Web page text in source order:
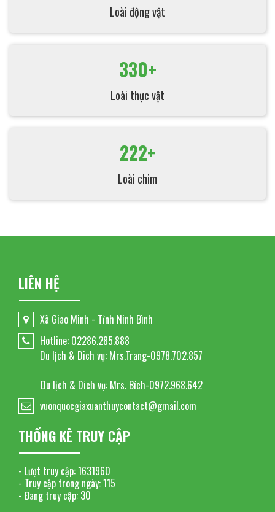
Loài động vật
330+
Loài thực vật
222+
Loài chim
LIÊN HỆ
Xã Giao Minh - Tỉnh Ninh Bình
Hotline: 02286.285.888
Du lịch & Dich vụ: Mrs.Trang-0978.702.857
Du lịch & Dich vụ: Mrs. Bích-0972.968.642
vuonquocgiaxuanthuycontact@gmail.com
THỐNG KÊ TRUY CẬP
- Lượt truy cập:1631960
- Truy cập trong ngày:115
- Đang truy cập: 30